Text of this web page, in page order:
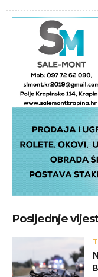
Posljednje